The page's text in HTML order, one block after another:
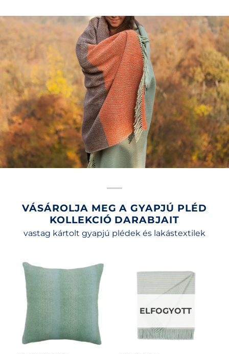
VÁSÁROLJA MEG A GYAPJÚ PLÉD
KOLLEKCIÓ DARABJAIT
vastag kártolt gyapjú plédek és lakástextilek
ELFOGYOTT